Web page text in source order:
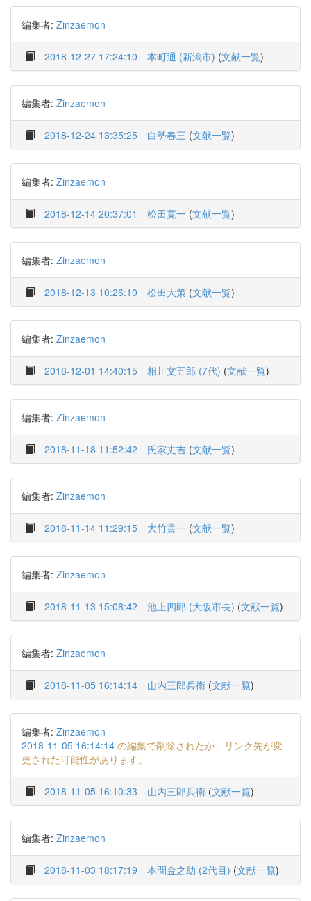
編集者: Zinzaemon
2018-12-27 17:24:10 本町通 (新潟市) (文献一覧)
編集者: Zinzaemon
2018-12-24 13:35:25 白勢春三 (文献一覧)
編集者: Zinzaemon
2018-12-14 20:37:01 松田寛一 (文献一覧)
編集者: Zinzaemon
2018-12-13 10:26:10 松田大策 (文献一覧)
編集者: Zinzaemon
2018-12-01 14:40:15 相川文五郎 (7代) (文献一覧)
編集者: Zinzaemon
2018-11-18 11:52:42 氏家丈吉 (文献一覧)
編集者: Zinzaemon
2018-11-14 11:29:15 大竹貫一 (文献一覧)
編集者: Zinzaemon
2018-11-13 15:08:42 池上四郎 (大阪市長) (文献一覧)
編集者: Zinzaemon
2018-11-05 16:14:14 山内三郎兵衛 (文献一覧)
編集者: Zinzaemon
2018-11-05 16:14:14 の編集で削除されたか、リンク先が変
更された可能性があります。
2018-11-05 16:10:33 山内三郎兵衛 (文献一覧)
編集者: Zinzaemon
2018-11-03 18:17:19 本間金之助 (2代目) (文献一覧)